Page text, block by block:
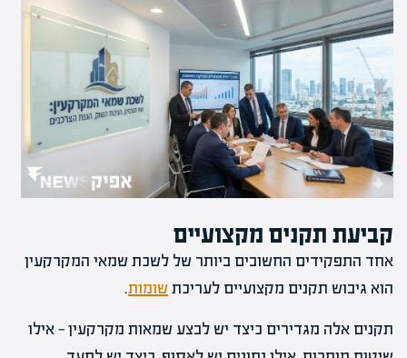
קביעת תקנים מקצועיים
אחד התפקידים החשובים ביותר של לשכת שמאי המקרקעין
הוא גיבוש תקנים מקצועיים לעריכתשומות.
תקנים אלה מגדירים כיצד יש לבצע שמאות מקרקעין — אילו